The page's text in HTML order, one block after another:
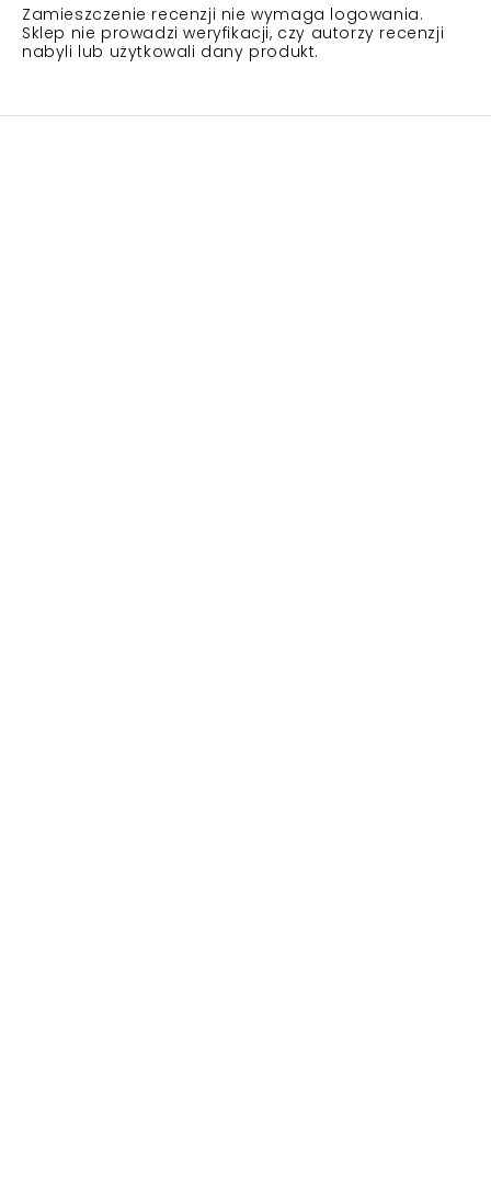
Zamieszczenie recenzji nie wymaga logowania.
Sklep nie prowadzi weryfikacji, czy autorzy recenzji
nabyli lub użytkowali dany produkt.